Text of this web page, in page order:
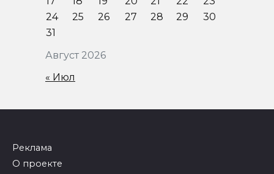
Август 2026
24
25 26 27 28 29
30
31
« Июл
Реклама
О проекте